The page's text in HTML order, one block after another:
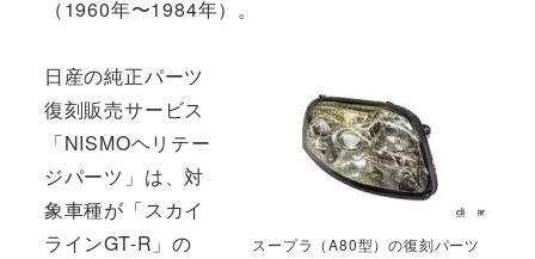
（1960年〜1984年）。
スープラ（A80型）の復刻パーツ
日産の純正パーツ
復刻販売サービス
「NISMOヘリテー
ジパーツ」は、対
象車種が「スカイ
ラインGT-R」の